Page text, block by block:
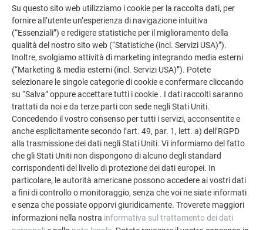
LASCIATI ISPIRARE
Realizzazione della facciata: idee e suggerimenti
Scopri di più sui materiali, sul rivestimento e sulla
ristrutturazione delle facciate. Qui trovi anche le risposte alle
Su questo sito web utilizziamo i cookie per la raccolta dati, per
fornire all’utente un’esperienza di navigazione intuitiva
(“Essenziali”) e redigere statistiche per il miglioramento della
qualità del nostro sito web (“Statistiche (incl. Servizi USA)”).
Inoltre, svolgiamo attività di marketing integrando media esterni
(“Marketing & media esterni (incl. Servizi USA)”). Potete
selezionare le singole categorie di cookie e confermare cliccando
su “Salva” oppure accettare tutti i cookie . I dati raccolti saranno
trattati da noi e da terze parti con sede negli Stati Uniti.
Concedendo il vostro consenso per tutti i servizi, acconsentite e
anche esplicitamente secondo l’art. 49, par. 1, lett. a) dell’RGPD
alla trasmissione dei dati negli Stati Uniti. Vi informiamo del fatto
che gli Stati Uniti non dispongono di alcuno degli standard
corrispondenti del livello di protezione dei dati europei. In
particolare, le autorità americane possono accedere ai vostri dati
a fini di controllo o monitoraggio, senza che voi ne siate informati
e senza che possiate opporvi giuridicamente. Troverete maggiori
informazioni nella nostra informativa sul trattamento dei dati